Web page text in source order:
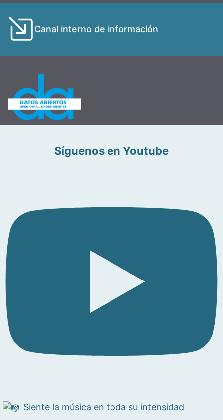
Canal interno de información
Síguenos en Youtube
Siente la música en toda su intensidad